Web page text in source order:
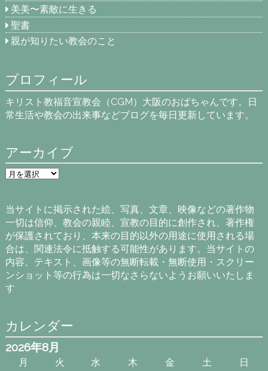
美美〜素敵に生きる
聖書
親が知りたい教会のこと
プロフィール
キリスト教福音宣教会（CGM）大阪のおばちゃんです。日
常生活や教会の出来事などブログを毎日更新しています。
アーカイブ
ア
ー
ブ
当サイトに掲示された絵、写真、文章、映像などの著作物
一切は信仰、教会の親睦、宣教の目的に創作され、著作権
が保護されており、本来の目的以外の用途に使用される場
合は、関連法令に抵触する可能性があります。当サイトの
内容、テキスト、画像等の無断転載・無断使用・スクリー
ンショット等の行為は一切なさらないようお願いいたしま
す
カレンダー
2026年8月
月 火 水 木 金 土
日